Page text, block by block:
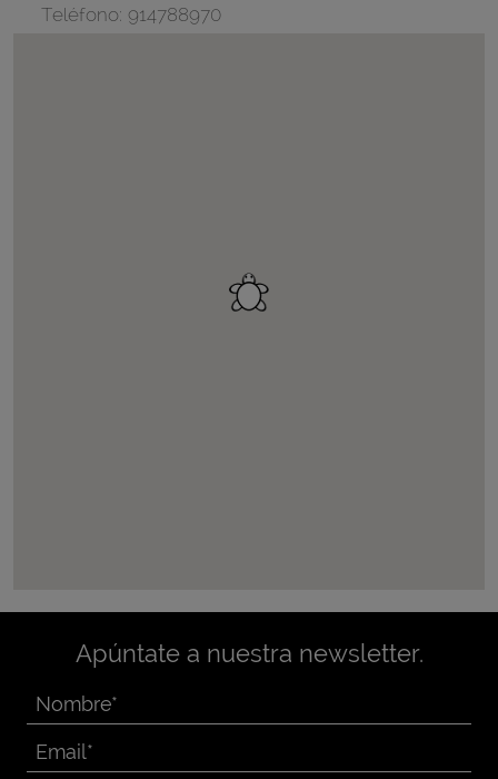
Teléfono: 914788970
Apúntate a nuestra newsletter.